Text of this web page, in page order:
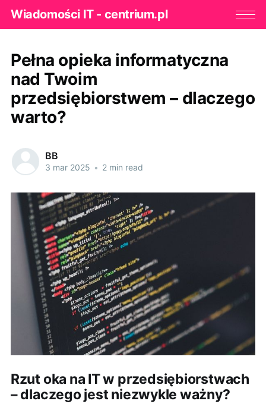
Wiadomości IT - centrium.pl
Pełna opieka informatyczna
nad Twoim
przedsiębiorstwem – dlaczego
warto?
BB
3 mar 2025 • 2 min read
Rzut oka na IT w przedsiębiorstwach
– dlaczego jest niezwykle ważny?